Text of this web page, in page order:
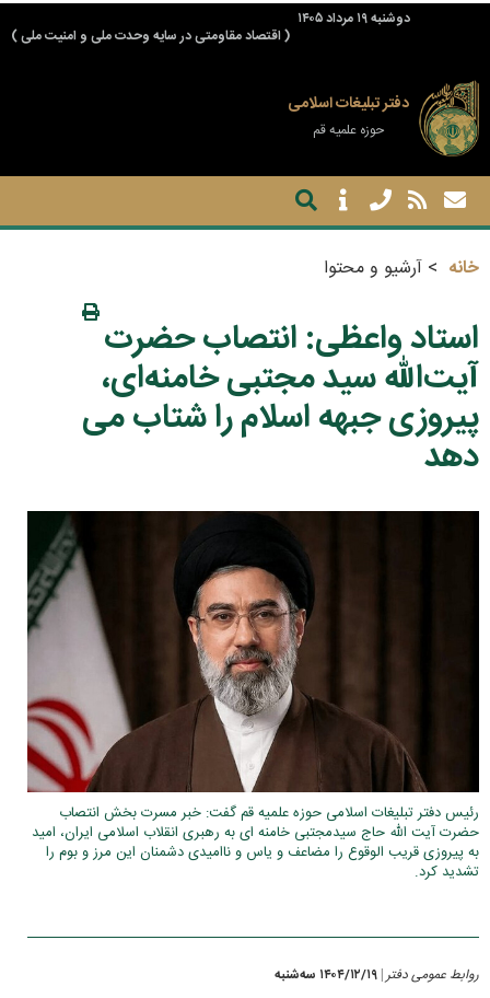
دوشنبه ۱۹ مرداد ۱۴۰۵
( اقتصاد مقاومتی در سایه وحدت ملی و امنیت ملی )
دفتر تبلیغات اسلامی
حوزه علمیه قم
خانه آرشیو و محتوا
استاد واعظی: انتصاب حضرت
آیت‌الله سید مجتبی خامنه‌ای،
پیروزی جبهه اسلام را شتاب می
دهد
رئیس دفتر تبلیغات اسلامی حوزه علمیه قم گفت: خبر مسرت بخش انتصاب
حضرت آیت الله حاج سیدمجتبی خامنه ای به رهبری انقلاب اسلامی ایران، امید
به پیروزی قریب الوقوع را مضاعف و یاس و ناامیدی دشمنان این مرز و بوم را
تشدید کرد.
روابط عمومی دفتر ۱۴۰۴/۱۲/۱۹ سه‌شنبه